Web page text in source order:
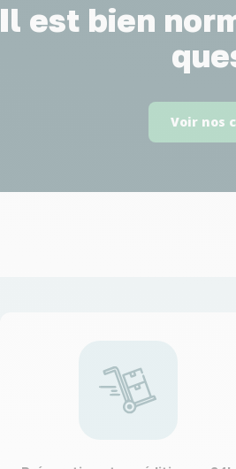
Il est bien
Voir nos